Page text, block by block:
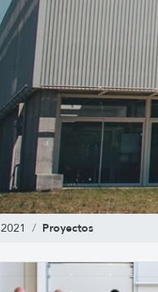
2021 Proyectos